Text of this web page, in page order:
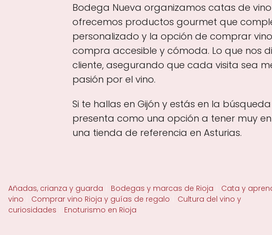
Bodega Nueva organizamos catas de
ofrecemos productos gourmet que
personalizado y la opción de comprar
compra accesible y cómoda. Lo que nos
cliente, asegurando que cada visita sea
pasión por el vino.
Si te hallas en Gijón y estás en la
presenta como una opción a tener muy
una tienda de referencia en Asturias.
Añadas, crianza y guarda Bodegas y marcas de Rioja
Cata y
vino
Comprar vino Rioja y guías de regalo
Cultura del vino y
curiosidades
Enoturismo en Rioja